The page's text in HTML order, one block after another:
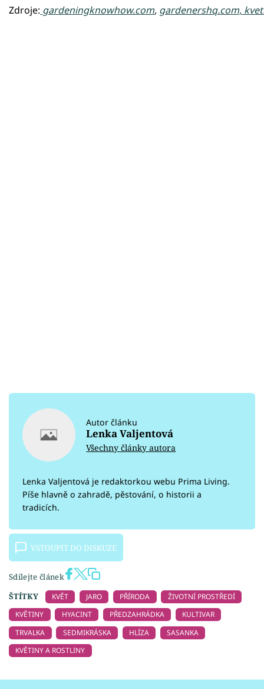
Zdroje: gardeningknowhow.com, gardenershq.com,
Autor článku
Lenka Valjentová
Všechny články autora
Lenka Valjentová je redaktorkou webu Prima Living.
Píše hlavně o zahradě, pěstování, o historii a
tradicích.
VSTOUPIT DO DISKUZE
Sdílejte článek
ŠTÍTKY
KVĚT JARO PŘÍRODA
ŽIVOTNÍ PROSTŘEDÍ
KVĚTINY
HYACINT PŘEDZAHRÁDKA
KULTIVAR
TRVALKA
SEDMIKRÁSKA HLÍZA
SASANKA
KVĚTINY A ROSTLINY